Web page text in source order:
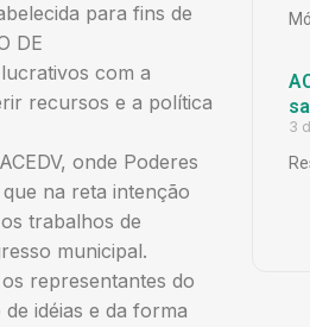
para fins de
DE
com a
recursos e a política
onde Poderes
na reta intenção
trabalhos de
municipal.
representantes do
idéias e da forma
3